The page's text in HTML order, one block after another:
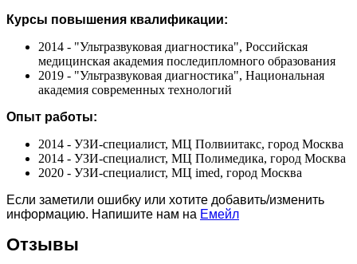
Курсы повышения квалификации:
2014 - "Ультразвуковая диагностика", Российская
медицинская академия последипломного образования
2019 - "Ультразвуковая диагностика", Национальная
академия современных технологий
Опыт работы:
2014 - УЗИ-специалист, МЦ Полвиитакс, город Москва
2014 - УЗИ-специалист, МЦ Полимедика, город Москва
2020 - УЗИ-специалист, МЦ imed, город Москва
Если заметили ошибку или хотите добавить/изменить
информацию. Напишите нам на Емейл
Отзывы